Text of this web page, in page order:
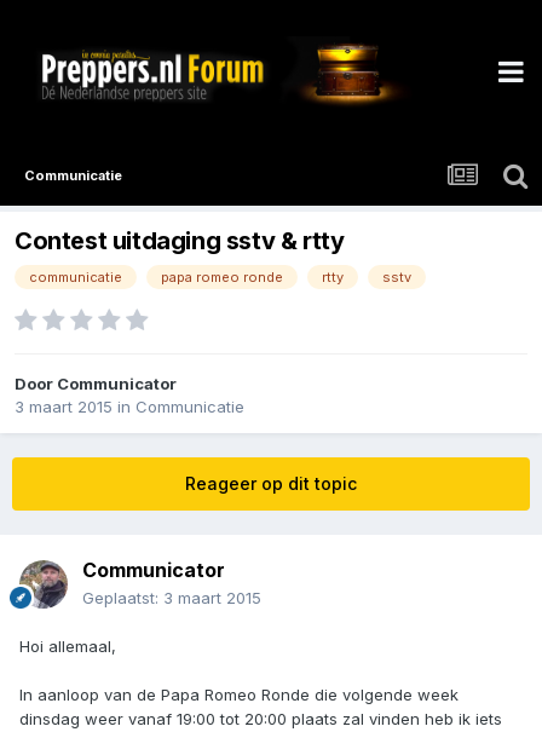
Communicatie
Contest uitdaging sstv & rtty
communicatie papa romeo ronde rtty sstv
Door Communicator
3 maart 2015 in Communicatie
Reageer op dit topic
Communicator
Geplaatst: 3 maart 2015
Hoi allemaal,
In aanloop van de Papa Romeo Ronde die volgende week
dinsdag weer vanaf 19:00 tot 20:00 plaats zal vinden heb ik iets